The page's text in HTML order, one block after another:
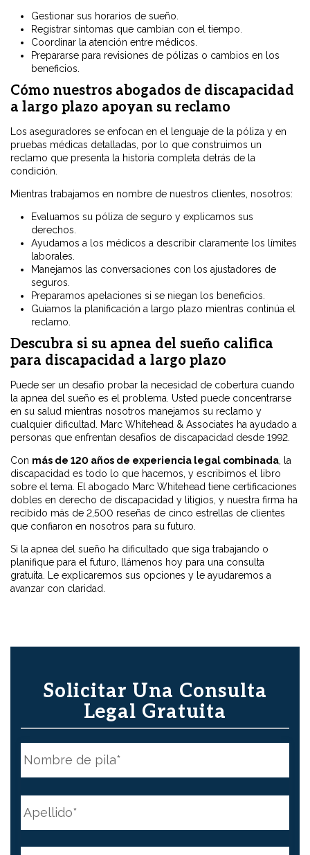
Gestionar sus horarios de sueño.
Registrar síntomas que cambian con el tiempo.
Coordinar la atención entre médicos.
Prepararse para revisiones de pólizas o cambios en los
beneficios.
Cómo nuestros abogados de discapacidad
a largo plazo apoyan su reclamo
Los aseguradores se enfocan en el lenguaje de la póliza y en
pruebas médicas detalladas, por lo que construimos un
reclamo que presenta la historia completa detrás de la
condición.
Mientras trabajamos en nombre de nuestros clientes, nosotros:
Evaluamos su póliza de seguro y explicamos sus
derechos.
Ayudamos a los médicos a describir claramente los límites
laborales.
Manejamos las conversaciones con los ajustadores de
seguros.
Preparamos apelaciones si se niegan los beneficios.
Guiamos la planificación a largo plazo mientras continúa el
reclamo.
Descubra si su apnea del sueño califica
para discapacidad a largo plazo
Puede ser un desafío probar la necesidad de cobertura cuando
la apnea del sueño es el problema. Usted puede concentrarse
en su salud mientras nosotros manejamos su reclamo y
cualquier dificultad. Marc Whitehead & Associates ha ayudado a
personas que enfrentan desafíos de discapacidad desde 1992.
Con más de 120 años de experiencia legal combinada , la
discapacidad es todo lo que hacemos, y escribimos el libro
sobre el tema. El abogado Marc Whitehead tiene certificaciones
dobles en derecho de discapacidad y litigios, y nuestra firma ha
recibido más de 2,500 reseñas de cinco estrellas de clientes
que confiaron en nosotros para su futuro.
Si la apnea del sueño ha dificultado que siga trabajando o
planifique para el futuro, llámenos hoy para una consulta
gratuita. Le explicaremos sus opciones y le ayudaremos a
avanzar con claridad.
Solicitar Una Consulta
Legal Gratuita
N
o
m
b
e
*
N
a
m
e